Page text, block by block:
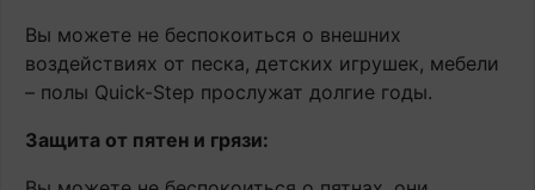
Вы можете не беспокоиться о внешних
воздействиях от песка, детских игрушек, мебели
– полы Quick-Step прослужат долгие годы.
Защита от пятен и грязи: